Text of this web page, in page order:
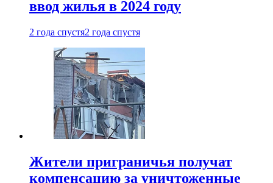
ввод жилья в 2024 году
2 года спустя2 года спустя
Жители приграничья получат
компенсацию за уничтоженные